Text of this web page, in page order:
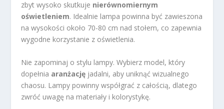
zbyt wysoko skutkuje nierównomiernym
oświetleniem. Idealnie lampa powinna być zawieszona
na wysokości około 70-80 cm nad stołem, co zapewnia
wygodne korzystanie z oświetlenia.
Nie zapominaj o stylu lampy. Wybierz model, który
dopełnia aranżację jadalni, aby uniknąć wizualnego
chaosu. Lampy powinny współgrać z całością, dlatego
zwróć uwagę na materiały i kolorystykę.